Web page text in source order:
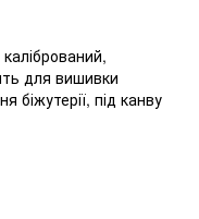
для вишивки
біжутерії, під канву